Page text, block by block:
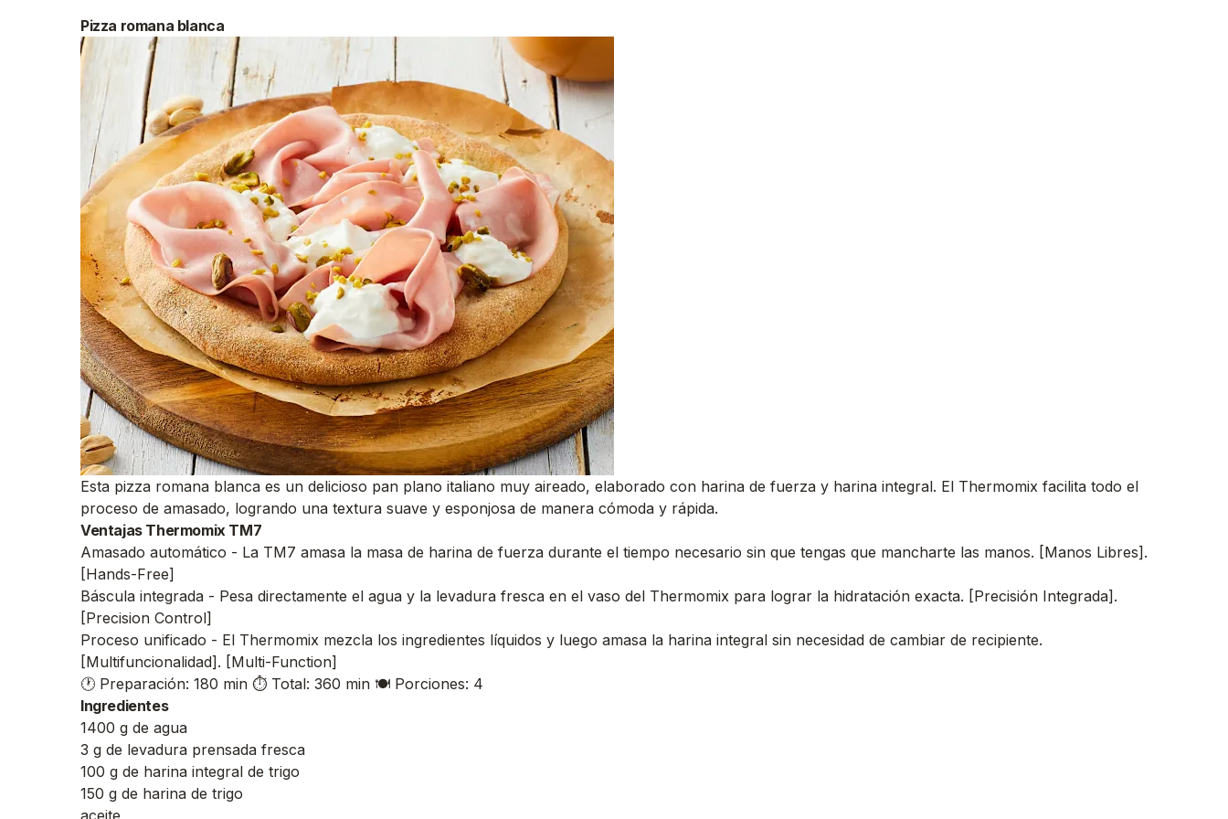
Pizza romana blanca
Esta pizza romana blanca es un delicioso pan plano italiano muy aireado, elaborado con harina de fuerza y harina integral. El Thermomix facilita todo el
proceso de amasado, logrando una textura suave y esponjosa de manera cómoda y rápida.
Ventajas Thermomix TM7
Amasado automático - La TM7 amasa la masa de harina de fuerza durante el tiempo necesario sin que tengas que mancharte las manos. [Manos Libres].
[Hands-Free]
Báscula integrada - Pesa directamente el agua y la levadura fresca en el vaso del Thermomix para lograr la hidratación exacta. [Precisión Integrada].
[Precision Control]
Proceso unificado - El Thermomix mezcla los ingredientes líquidos y luego amasa la harina integral sin necesidad de cambiar de recipiente.
[Multifuncionalidad]. [Multi-Function]
🕐 Preparación: 180 min ⏱️ Total: 360 min 🍽️ Porciones: 4
Ingredientes
1400 g de agua
3 g de levadura prensada fresca
100 g de harina integral de trigo
150 g de harina de trigo
aceite